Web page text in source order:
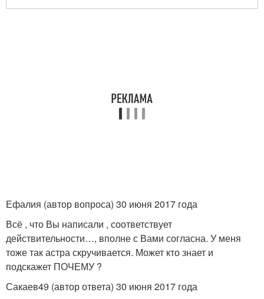
Ефалия (автор вопроса) 30 июня 2017 года
Всё , что Вы написали , соответствует
действительности…, вполне с Вами согласна. У меня
тоже так астра скручивается. Может кто знает и
подскажет ПОЧЕМУ ?
Сакаев49 (автор ответа) 30 июня 2017 года